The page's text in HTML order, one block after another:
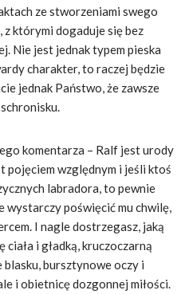
ze stworzeniami swego
z którymi dogaduje się bez
Nie jest jednak typem pieska
charakter, to raczej będzie
jednak Państwo, że zawsze
komentarza – Ralf jest urody
pojęciem względnym i jeśli ktoś
labradora, to pewnie
wystarczy poświęcić mu chwilę,
I nagle dostrzegasz, jaką
i gładką, kruczoczarną
blasku, bursztynowe oczy i
i obietnicę dozgonnej miłości.